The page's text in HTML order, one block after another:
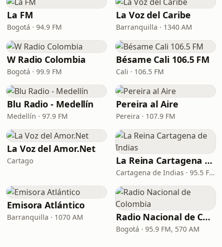
La FM
Bogotá · 94.9 FM
La Voz del Caribe
Barranquilla · 1340 AM
W Radio Colombia
Bogotá · 99.9 FM
Bésame Cali 106.5 FM
Cali · 106.5 FM
Blu Radio - Medellín
Medellín · 97.9 FM
Pereira al Aire
Pereira · 107.9 FM
La Voz del Amor.Net
Cartago La Reina Cartagena de Indias
Cartagena de Indias · 95.5 FM
Emisora Atlántico
Barranquilla · 1070 AM Radio Nacional de Colombia
Bogotá · 95.9 FM, 570 AM